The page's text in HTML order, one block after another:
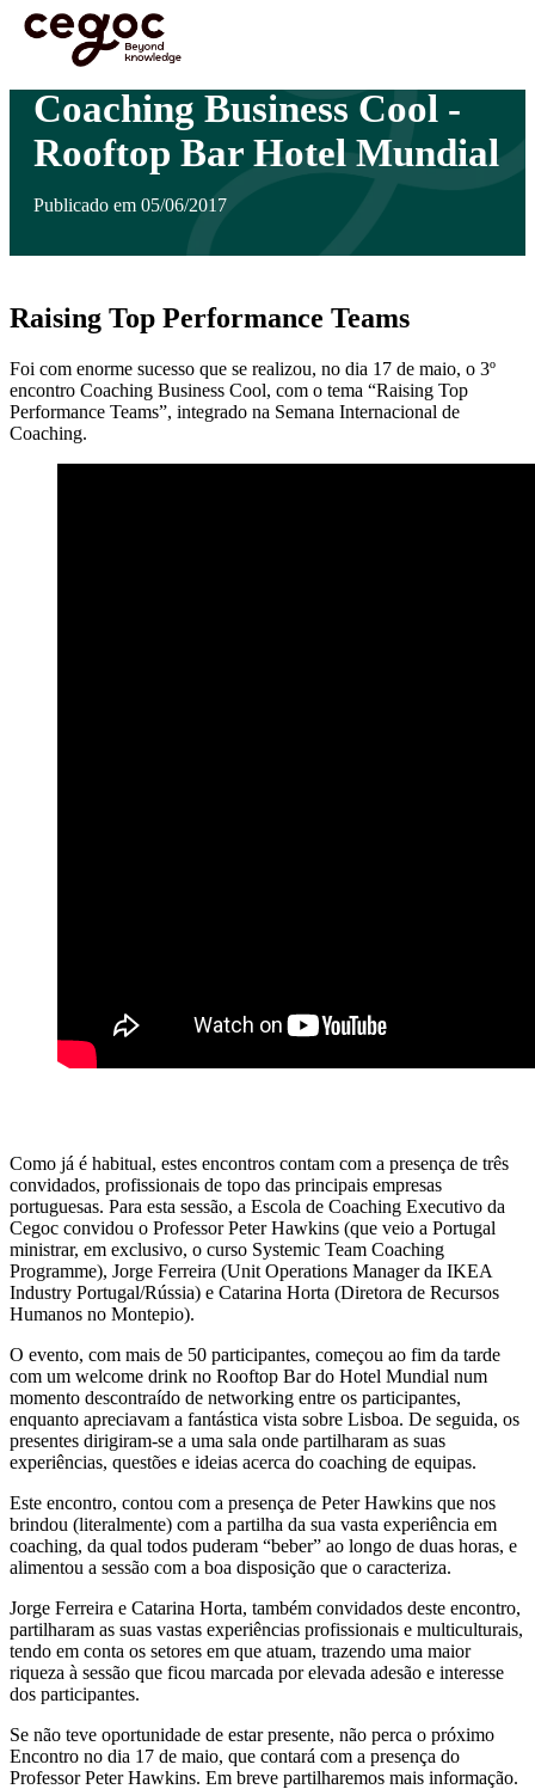
Skip to main content
Está aqui:Home >Notícias
Coaching Business Cool -
Rooftop Bar Hotel Mundial
Publicado em 05/06/2017
Raising Top Performance Teams
Foi com enorme sucesso que se realizou, no dia 17 de maio, o 3º
encontro Coaching Business Cool, com o tema “Raising Top
Performance Teams”, integrado na Semana Internacional de
Coaching.
Como já é habitual, estes encontros contam com a presença de três
convidados, profissionais de topo das principais empresas
portuguesas. Para esta sessão, a Escola de Coaching Executivo da
Cegoc convidou o Professor Peter Hawkins (que veio a Portugal
ministrar, em exclusivo, o curso Systemic Team Coaching
Programme), Jorge Ferreira (Unit Operations Manager da IKEA
Industry Portugal/Rússia) e Catarina Horta (Diretora de Recursos
Humanos no Montepio).
O evento, com mais de 50 participantes, começou ao fim da tarde
com um welcome drink no Rooftop Bar do Hotel Mundial num
momento descontraído de networking entre os participantes,
enquanto apreciavam a fantástica vista sobre Lisboa. De seguida, os
presentes dirigiram-se a uma sala onde partilharam as suas
experiências, questões e ideias acerca do coaching de equipas.
Este encontro, contou com a presença de Peter Hawkins que nos
brindou (literalmente) com a partilha da sua vasta experiência em
coaching, da qual todos puderam “beber” ao longo de duas horas, e
alimentou a sessão com a boa disposição que o caracteriza.
Jorge Ferreira e Catarina Horta, também convidados deste encontro,
partilharam as suas vastas experiências profissionais e multiculturais,
tendo em conta os setores em que atuam, trazendo uma maior
riqueza à sessão que ficou marcada por elevada adesão e interesse
dos participantes.
Se não teve oportunidade de estar presente, não perca o próximo
Encontro no dia 17 de maio, que contará com a presença do
Professor Peter Hawkins. Em breve partilharemos mais informação.